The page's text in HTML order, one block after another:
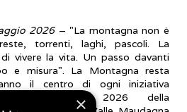
2026– "La montagna non è
torrenti, laghi, pascoli. La
vivere la vita. Un passo davanti
e misura". La Montagna resta
il centro di ogni iniziativa
dell’edizione 2026 della
×